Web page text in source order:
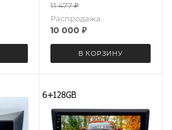
11 477₽
Распродажа
10 000 ₽
В КОРЗИНУ